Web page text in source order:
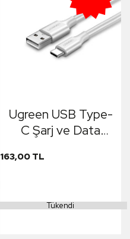
Ugreen USB Type-
C Şarj ve Data
163,00 TL
Tükendi